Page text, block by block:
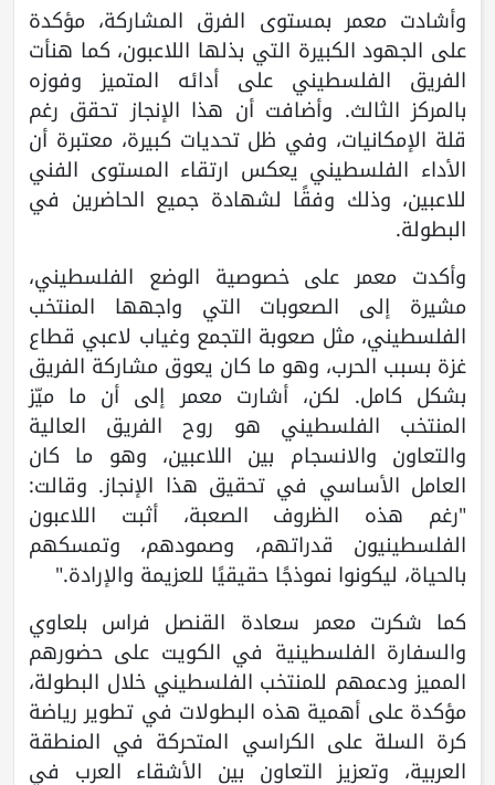
وأشادت معمر بمستوى الفرق المشاركة، مؤكدة
على الجهود الكبيرة التي بذلها اللاعبون، كما هنأت
الفريق الفلسطيني على أدائه المتميز وفوزه
بالمركز الثالث. وأضافت أن هذا الإنجاز تحقق رغم
قلة الإمكانيات، وفي ظل تحديات كبيرة، معتبرة أن
الأداء الفلسطيني يعكس ارتقاء المستوى الفني
للاعبين، وذلك وفقًا لشهادة جميع الحاضرين في
البطولة.
وأكدت معمر على خصوصية الوضع الفلسطيني،
مشيرة إلى الصعوبات التي واجهها المنتخب
الفلسطيني، مثل صعوبة التجمع وغياب لاعبي قطاع
غزة بسبب الحرب، وهو ما كان يعوق مشاركة الفريق
بشكل كامل. لكن، أشارت معمر إلى أن ما ميّز
المنتخب الفلسطيني هو روح الفريق العالية
والتعاون والانسجام بين اللاعبين، وهو ما كان
العامل الأساسي في تحقيق هذا الإنجاز. وقالت:
"رغم هذه الظروف الصعبة، أثبت اللاعبون
الفلسطينيون قدراتهم، وصمودهم، وتمسكهم
بالحياة، ليكونوا نموذجًا حقيقيًا للعزيمة والإرادة."
كما شكرت معمر سعادة القنصل فراس بلعاوي
والسفارة الفلسطينية في الكويت على حضورهم
المميز ودعمهم للمنتخب الفلسطيني خلال البطولة،
مؤكدة على أهمية هذه البطولات في تطوير رياضة
كرة السلة على الكراسي المتحركة في المنطقة
العربية، وتعزيز التعاون بين الأشقاء العرب في